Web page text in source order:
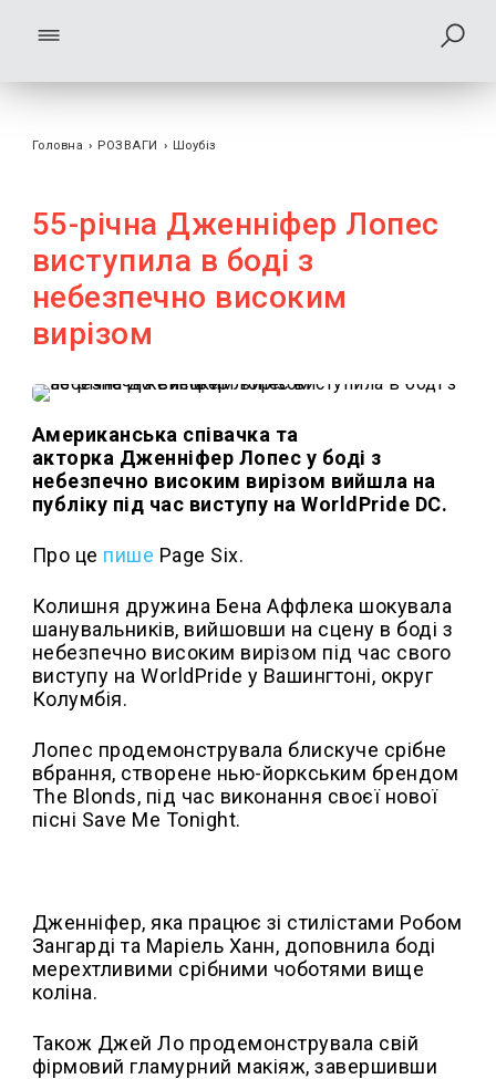
Головна › РОЗВАГИ › Шоубiз
55-річна Дженніфер Лопес
виступила в боді з
небезпечно високим
вирізом
Американська співачка та
акторка Дженніфер Лопес у боді з
небезпечно високим вирізом вийшла на
публіку під час виступу на WorldPride DC.
Про це пише Page Six.
Колишня дружина Бена Аффлека шокувала
шанувальників, вийшовши на сцену в боді з
небезпечно високим вирізом під час свого
виступу на WorldPride у Вашингтоні, округ
Колумбія.
Лопес продемонструвала блискуче срібне
вбрання, створене нью-йоркським брендом
The Blonds, під час виконання своєї нової
пісні Save Me Tonight.
Дженніфер, яка працює зі стилістами Робом
Зангарді та Маріель Ханн, доповнила боді
мерехтливими срібними чоботями вище
коліна.
Також Джей Ло продемонструвала свій
фірмовий гламурний макіяж, завершивши